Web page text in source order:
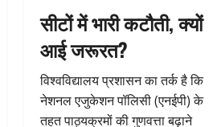
सीटों में भारी कटौती, क्यों
आई जरूरत?
विश्वविद्यालय प्रशासन का तर्क है कि
नेशनल एजुकेशन पॉलिसी (एनईपी) के
तहत पाठ्यक्रमों की गुणवत्ता बढ़ाने